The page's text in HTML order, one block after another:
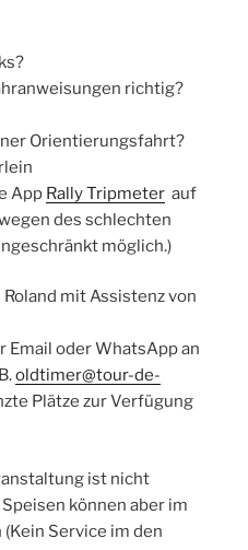
richtig?
Orientierungsfahrt?
App Rally Tripmeter auf
des schlechten
möglich.)
mit Assistenz von
Email oder WhatsApp an
oldtimer@tour-de-
Plätze zur Verfügung
ist nicht
können aber im
Service im den